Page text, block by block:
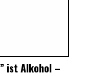
ist Alkohol –